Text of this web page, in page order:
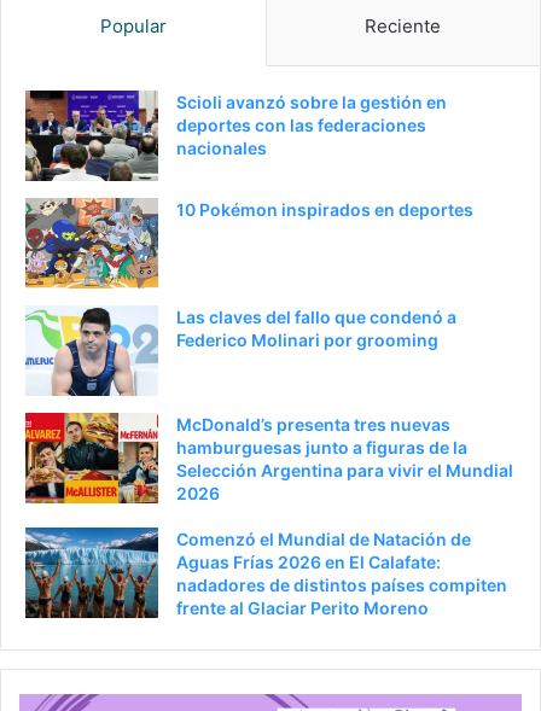
Popular Reciente
Scioli avanzó sobre la gestión en
deportes con las federaciones
nacionales
10 Pokémon inspirados en deportes
Las claves del fallo que condenó a
Federico Molinari por grooming
McDonald’s presenta tres nuevas
hamburguesas junto a figuras de la
Selección Argentina para vivir el Mundial
2026
Comenzó el Mundial de Natación de
Aguas Frías 2026 en El Calafate:
nadadores de distintos países compiten
frente al Glaciar Perito Moreno